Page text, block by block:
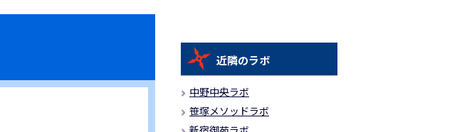
近隣のラボ
中野中央ラボ
笹塚メソッドラボ